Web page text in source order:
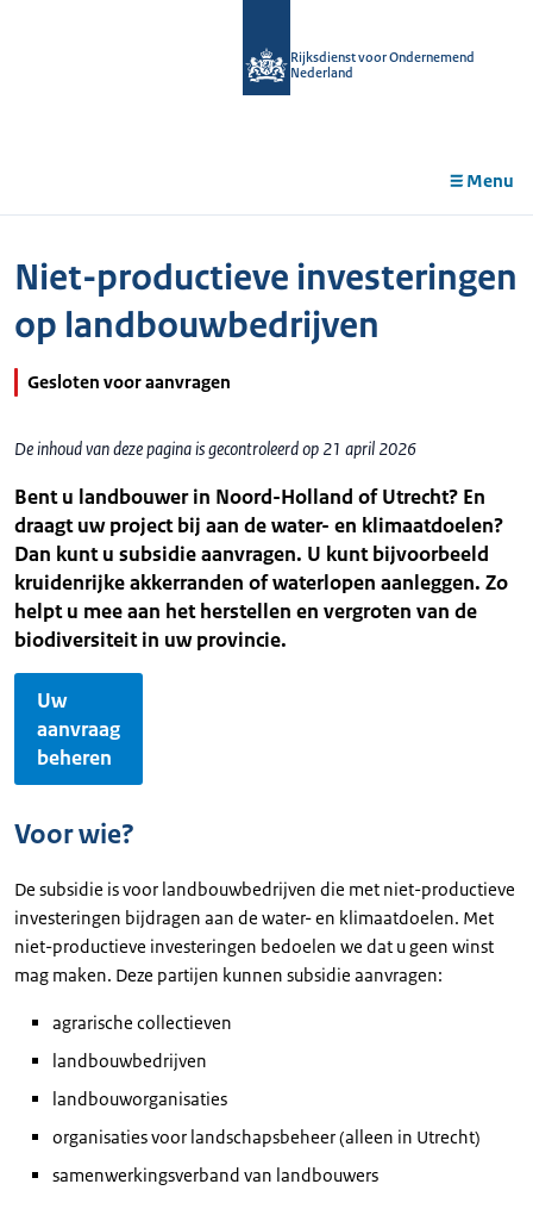
Rijksdienst voor Ondernemend
Nederland
Menu
Niet-productieve investeringen
op landbouwbedrijven
Gesloten voor aanvragen
De inhoud van deze pagina is gecontroleerd op 21 april 2026
Bent u landbouwer in Noord-Holland of Utrecht? En
draagt uw project bij aan de water- en klimaatdoelen?
Dan kunt u subsidie aanvragen. U kunt bijvoorbeeld
kruidenrijke akkerranden of waterlopen aanleggen. Zo
helpt u mee aan het herstellen en vergroten van de
biodiversiteit in uw provincie.
Uw
aanvraag
beheren
Voor wie?
De subsidie is voor landbouwbedrijven die met niet-productieve
investeringen bijdragen aan de water- en klimaatdoelen. Met
niet-productieve investeringen bedoelen we dat u geen winst
mag maken. Deze partijen kunnen subsidie aanvragen:
agrarische collectieven
landbouwbedrijven
landbouworganisaties
organisaties voor landschapsbeheer (alleen in Utrecht)
samenwerkingsverband van landbouwers